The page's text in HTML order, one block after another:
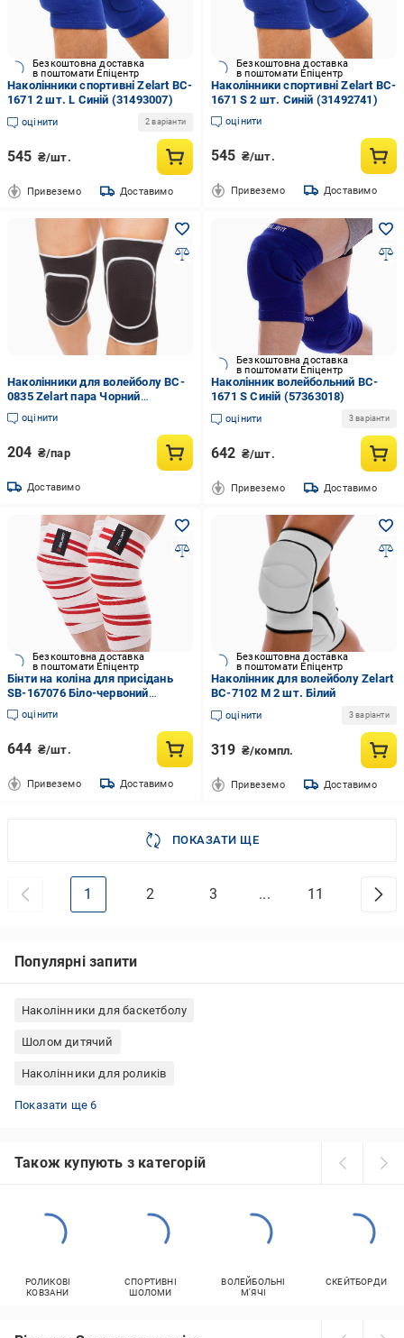
Безкоштовна доставка
в поштомати Епіцентр
Наколінники спортивні Zelart BC-
1671 2 шт. L Синій (31493007)
оцінити 2 варіанти
545 ₴/шт.
Привеземо Доставимо
Безкоштовна доставка
в поштомати Епіцентр
Наколінники спортивні Zelart BC-
1671 S 2 шт. Синій (31492741)
оцінити
545 ₴/шт.
Привеземо Доставимо
Наколінники для волейболу BC-
0835 Zelart пара Чорний
(6936116103210)
оцінити
204 ₴/пар
Доставимо
Безкоштовна доставка
в поштомати Епіцентр
Наколінник волейбольний BC-
1671 S Синій (57363018)
оцінити 3 варіанти
642 ₴/шт.
Привеземо Доставимо
Безкоштовна доставка
в поштомати Епіцентр
Бінти на коліна для присідань
SB-167076 Біло-червоний
(35363024)
оцінити
644 ₴/шт.
Привеземо Доставимо
Безкоштовна доставка
в поштомати Епіцентр
Наколінник для волейболу Zelart
BC-7102 M 2 шт. Білий
оцінити 3 варіанти
319 ₴/компл.
Привеземо Доставимо
ПОКАЗАТИ ЩЕ
1 2 3 ... 11
Популярні запити
Наколінники для баскетболу
Шолом дитячий
Наколінники для роликів
Дитячі наколінники
Наколінники для танців
Велошоломи дитячі
Захист для роликів дитяча
Наколінники для волейболу
Наколінники для гімнастики
Показати ще 6
Також купують з категорій
РОЛИКОВІ
КОВЗАНИ
СПОРТИВНІ
ШОЛОМИ
ВОЛЕЙБОЛЬНІ
М'ЯЧІ
СКЕЙТБОРДИ